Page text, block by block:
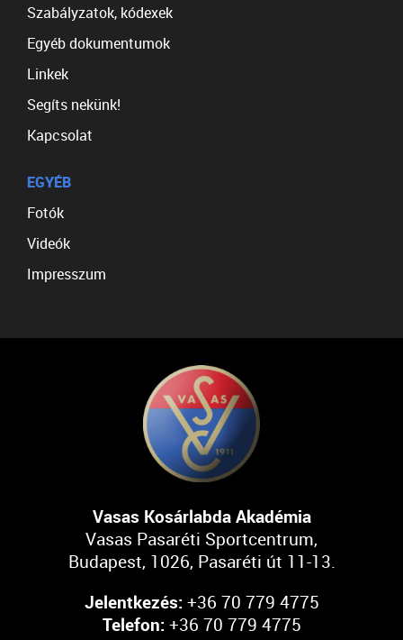
Szabályzatok, kódexek
Egyéb dokumentumok
Linkek
Segíts nekünk!
Kapcsolat
EGYÉB
Fotók
Videók
Impresszum
Vasas Kosárlabda Akadémia
Vasas Pasaréti Sportcentrum,
Budapest, 1026, Pasaréti út 11-13.
Jelentkezés: +36 70 779 4775
Telefon: +36 70 779 4775